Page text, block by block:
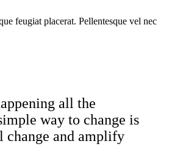
feugiat placerat. Pellentesque vel nec
all the
way to change is
change and amplify